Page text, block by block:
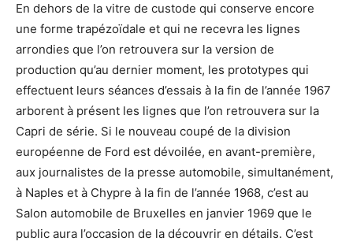
En dehors de la vitre de custode qui conserve encore
une forme trapézoïdale et qui ne recevra les lignes
arrondies que l’on retrouvera sur la version de
production qu’au dernier moment, les prototypes qui
effectuent leurs séances d’essais à la fin de l’année 1967
arborent à présent les lignes que l’on retrouvera sur la
Capri de série. Si le nouveau coupé de la division
européenne de Ford est dévoilée, en avant-première,
aux journalistes de la presse automobile, simultanément,
à Naples et à Chypre à la fin de l’année 1968, c’est au
Salon automobile de Bruxelles en janvier 1969 que le
public aura l’occasion de la découvrir en détails. C’est